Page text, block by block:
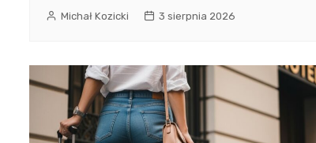
Michał Kozicki 3 sierpnia 2026